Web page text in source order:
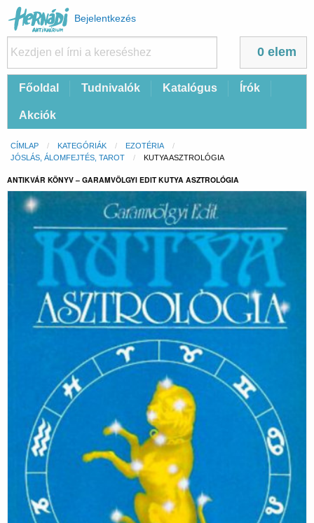
Felhasználói
fiók
menüje
Bejelentkezés
0 elem
FőFőoldal Tudnivalók Katalógus Írók
Akciók
Morzsa
CÍMLAP KATEGÓRIÁK
EZOTÉRIA
JÓSLÁS, ÁLOMFEJTÉS, TAROT
CURRENT:
KUTYA ASZTROLÓGIA
ANTIKVÁR KÖNYV – GARAMVÖLGYI EDIT KUTYA ASZTROLÓGIA